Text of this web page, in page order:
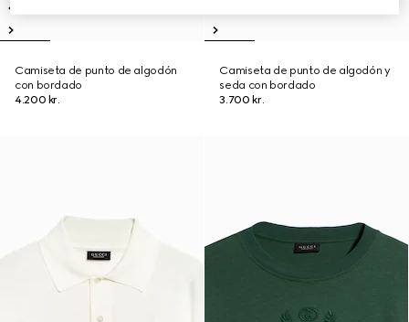
Camiseta de punto de algodón
con bordado
4.200 kr.
Camiseta de punto de algodón y
seda con bordado
3.700 kr.